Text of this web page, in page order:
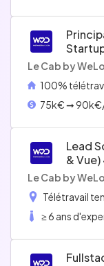
Le Cab by
100%
75k€ ➞
Lead
&
Le Cab by
Télétravail
≥ 6 ans